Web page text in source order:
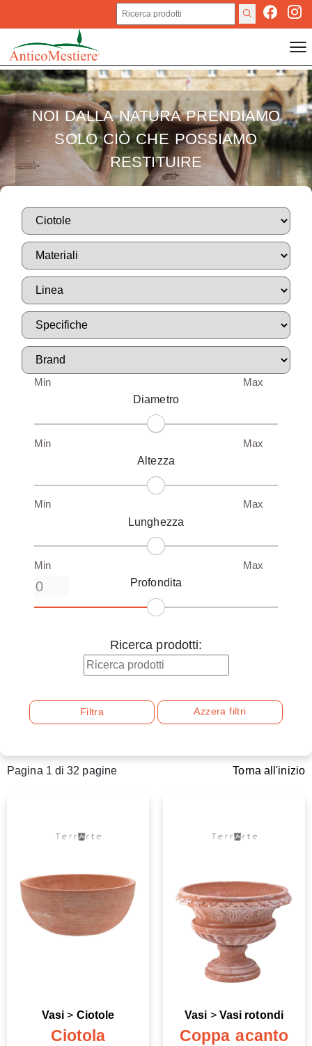
NOI DALLA NATURA PRENDIAMO
SOLO CIÒ CHE POSSIAMO
RESTITUIRE
Diametro
Min Max
Altezza
Min Max
Lunghezza
Min Max
Profondita
Min Max
Ricerca prodotti:
Filtra Azzera filtri
Pagina 1 di 32 pagine Torna all'inizio
Vasi > Ciotole
Ciotola
Vasi > Vasi rotondi
Coppa acanto